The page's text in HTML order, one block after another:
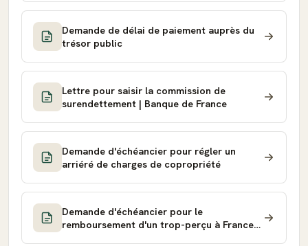
Demande de délai de paiement auprès du
trésor public
Lettre pour saisir la commission de
surendettement | Banque de France
Demande d'échéancier pour régler un
arriéré de charges de copropriété
Demande d'échéancier pour le
remboursement d'un trop-perçu à France